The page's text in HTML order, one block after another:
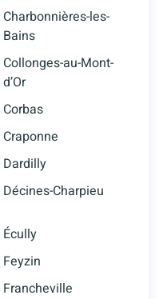
Charbonnières-les-
Bains
Collonges-au-Mont-
d’Or
Corbas
Craponne
Dardilly
Décines-Charpieu
Écully
Feyzin
Francheville